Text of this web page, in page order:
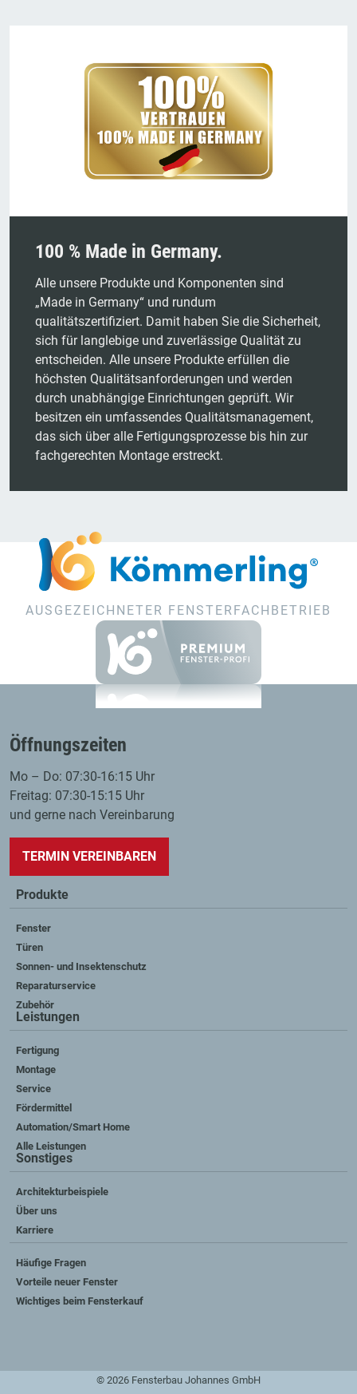
100 % Made in Germany.
Alle unsere Produkte und Komponenten sind
„Made in Germany“ und rundum
qualitätszertifiziert. Damit haben Sie die Sicherheit,
sich für langlebige und zuverlässige Qualität zu
entscheiden. Alle unsere Produkte erfüllen die
höchsten Qualitätsanforderungen und werden
durch unabhängige Einrichtungen geprüft. Wir
besitzen ein umfassendes Qualitätsmanagement,
das sich über alle Fertigungsprozesse bis hin zur
fachgerechten Montage erstreckt.
AUSGEZEICHNETER FENSTERFACHBETRIEB
Öffnungszeiten
Mo – Do: 07:30-16:15 Uhr
Freitag: 07:30-15:15 Uhr
und gerne nach Vereinbarung
TERMIN VEREINBAREN
Produkte
Fenster
Türen
Sonnen- und Insektenschutz
Reparaturservice
Zubehör
Leistungen
Fertigung
Montage
Service
Fördermittel
Automation/Smart Home
Alle Leistungen
Sonstiges
Architekturbeispiele
Über uns
Karriere
Häufige Fragen
Vorteile neuer Fenster
Wichtiges beim Fensterkauf
© 2026 Fensterbau Johannes GmbH